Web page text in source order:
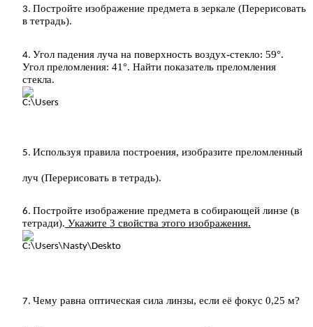
Постройте изображение предмета в зеркале (Перерисовать
в тетрадь).
Угол падения луча на поверхность воздух-стекло: 59°.
Угол преломления: 41°. Найти показатель преломления
стекла.
Используя правила построения, изобразите преломленный
луч (Перерисовать в тетрадь).
Постройте изображение предмета в собирающей линзе (в
тетради). Укажите 3 свойства этого изображения.
Чему равна оптическая сила линзы, если её фокус 0,25 м?